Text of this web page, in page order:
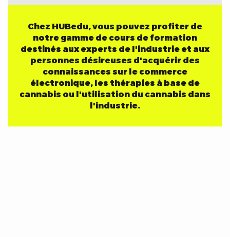
Chez HUBedu, vous pouvez profiter de
notre gamme de cours de formation
destinés aux experts de l'industrie et aux
personnes désireuses d'acquérir des
connaissances sur le commerce
électronique, les thérapies à base de
cannabis ou l'utilisation du cannabis dans
l'industrie.